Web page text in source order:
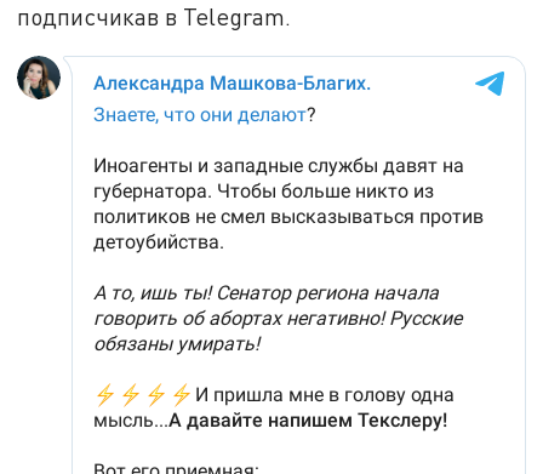
подписчикав в Telegram.